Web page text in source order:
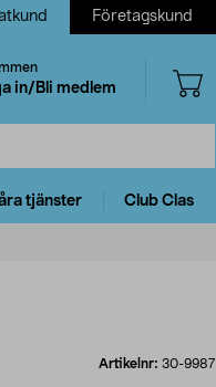
Företagskund
in/Bli medlem
tjänster Club Clas
Artikelnr: 30-9987